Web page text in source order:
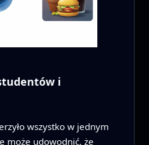
i
wszystko w jednym
może udowodnić, że